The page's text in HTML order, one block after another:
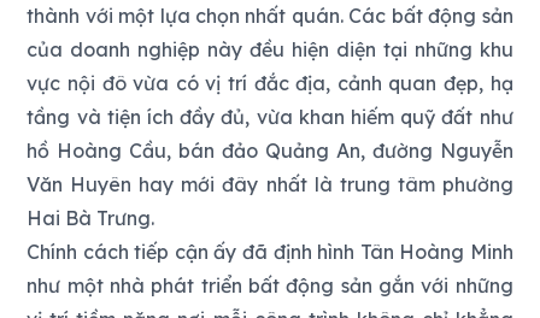
thành với một lựa chọn nhất quán. Các bất động sản
của doanh nghiệp này đều hiện diện tại những khu
vực nội đô vừa có vị trí đắc địa, cảnh quan đẹp, hạ
tầng và tiện ích đầy đủ, vừa khan hiếm quỹ đất như
hồ Hoàng Cầu, bán đảo Quảng An, đường Nguyễn
Văn Huyên hay mới đây nhất là trung tâm phường
Hai Bà Trưng.
Chính cách tiếp cận ấy đã định hình Tân Hoàng Minh
như một nhà phát triển bất động sản gắn với những